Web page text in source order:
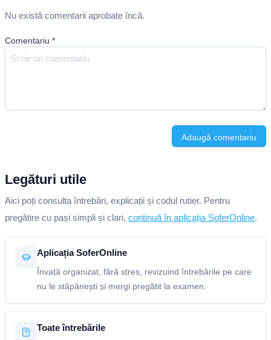
Nu există comentarii aprobate încă.
Comentariu *
Adaugă comentariu
Legături utile
Aici poți consulta întrebări, explicații și codul rutier. Pentru
pregătire cu pași simpli și clari, continuă în aplicația SoferOnline.
Aplicația SoferOnline
Învață organizat, fără stres, revizuind întrebările pe care
nu le stăpânești și mergi pregătit la examen.
Toate întrebările